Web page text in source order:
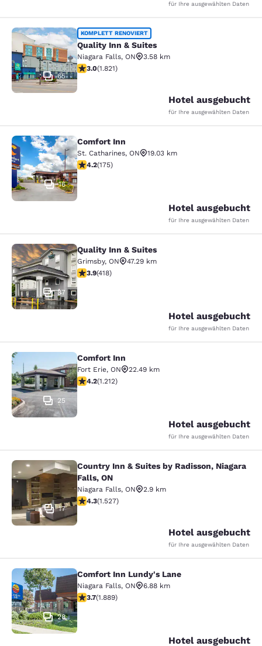
für Ihre ausgewählten Daten
Quality Inn & Suites
65
KOMPLETT RENOVIERT
Quality Inn & Suites
Niagara Falls, ON
3.58 km
2.96-Sterne-Bewertung. Mittelmäßig. 1821
3.0(1.821)
Hotel ausgebucht
für Ihre ausgewählten Daten
Comfort Inn
16
Comfort Inn
St. Catharines, ON
19.03 km
4.22-Sterne-Bewertung. Hervorragend. 175
4.2(175)
Hotel ausgebucht
für Ihre ausgewählten Daten
Quality Inn & Suites
37
Quality Inn & Suites
Grimsby, ON
47.29 km
3.94-Sterne-Bewertung. Gut. 418 Bewertungen
3.9(418)
Hotel ausgebucht
für Ihre ausgewählten Daten
Comfort Inn
25
Comfort Inn
Fort Erie, ON
22.49 km
4.16-Sterne-Bewertung. Sehr gut. 1212 Bewertungen
4.2(1.212)
Hotel ausgebucht
für Ihre ausgewählten Daten
Country Inn & Suites by Radisson,
17
Country Inn & Suites by Radisson, Niagara
Falls, ON
Niagara Falls, ON
2.9 km
4.32-Sterne-Bewertung. Hervorragend. 1527
4.3(1.527)
Hotel ausgebucht
für Ihre ausgewählten Daten
Comfort Inn Lundy's Lane
28
Comfort Inn Lundy's Lane
Niagara Falls, ON
6.88 km
3.67-Sterne-Bewertung. Gut. 1889 Bewertungen
3.7(1.889)
Hotel ausgebucht